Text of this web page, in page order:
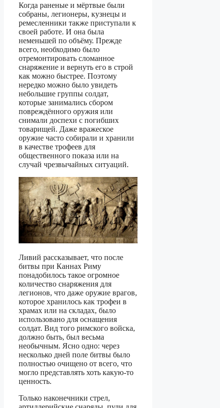
Когда раненые и мёртвые были
собраны, легионеры, кузнецы и
ремесленники также приступали к
своей работе. И она была
неменьшей по объёму. Прежде
всего, необходимо было
отремонтировать сломанное
снаряжение и вернуть его в строй
как можно быстрее. Поэтому
нередко можно было увидеть
небольшие группы солдат,
которые занимались сбором
повреждённого оружия или
снимали доспехи с погибших
товарищей. Даже вражеское
оружие часто собирали и хранили
в качестве трофеев для
общественного показа или на
случай чрезвычайных ситуаций.
Ливий рассказывает, что после
битвы при Каннах Риму
понадобилось такое огромное
количество снаряжения для
легионов, что даже оружие врагов,
которое хранилось как трофеи в
храмах или на складах, было
использовано для оснащения
солдат. Вид того римского войска,
должно быть, был весьма
необычным. Ясно одно: через
несколько дней поле битвы было
полностью очищено от всего, что
могло представлять хоть какую-то
ценность.
Только наконечники стрел,